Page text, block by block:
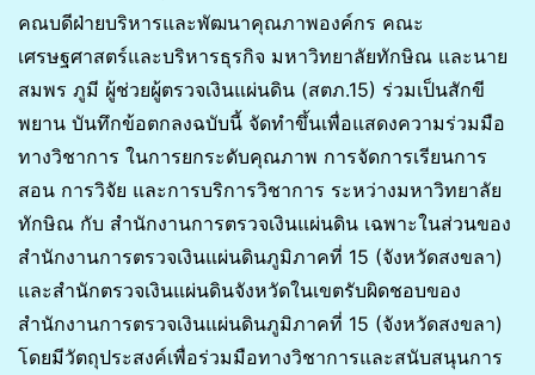
คณบดีฝ่ายบริหารและพัฒนาคุณภาพองค์กร คณะ
เศรษฐศาสตร์และบริหารธุรกิจ มหาวิทยาลัยทักษิณ และนาย
สมพร ภูมี ผู้ช่วยผู้ตรวจเงินแผ่นดิน (สตภ.15) ร่วมเป็นสักขี
พยาน บันทึกข้อตกลงฉบับนี้ จัดทำขึ้นเพื่อแสดงความร่วมมือ
ทางวิชาการ ในการยกระดับคุณภาพ การจัดการเรียนการ
สอน การวิจัย และการบริการวิชาการ ระหว่างมหาวิทยาลัย
ทักษิณ กับ สำนักงานการตรวจเงินแผ่นดิน เฉพาะในส่วนของ
สำนักงานการตรวจเงินแผ่นดินภูมิภาคที่ 15 (จังหวัดสงขลา)
และสำนักตรวจเงินแผ่นดินจังหวัดในเขตรับผิดชอบของ
สำนักงานการตรวจเงินแผ่นดินภูมิภาคที่ 15 (จังหวัดสงขลา)
โดยมีวัตถุประสงค์เพื่อร่วมมือทางวิชาการและสนับสนุนการ